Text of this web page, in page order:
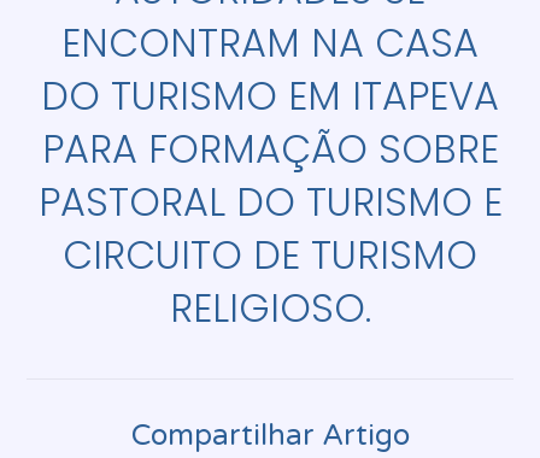
ENCONTRAM NA CASA
DO TURISMO EM ITAPEVA
PARA FORMAÇÃO SOBRE
PASTORAL DO TURISMO E
CIRCUITO DE TURISMO
RELIGIOSO.
Compartilhar Artigo